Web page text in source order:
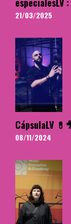
especialesLV
21/03/2025
CápsulaLV
08/11/2024